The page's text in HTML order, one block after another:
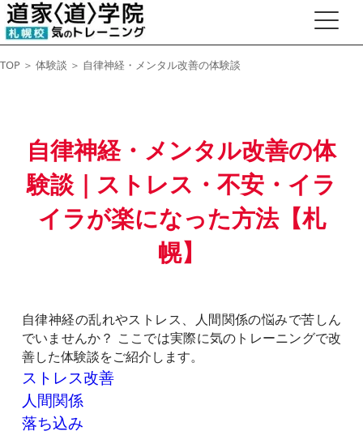
TOP ＞ 体験談 ＞ 自律神経・メンタル改善の体験談
自律神経・メンタル改善の体
験談｜ストレス・不安・イラ
イラが楽になった方法【札
幌】
自律神経の乱れやストレス、人間関係の悩みで苦しん
でいませんか？ ここでは実際に気のトレーニングで改
善した体験談をご紹介します。
ストレス改善
人間関係
落ち込み